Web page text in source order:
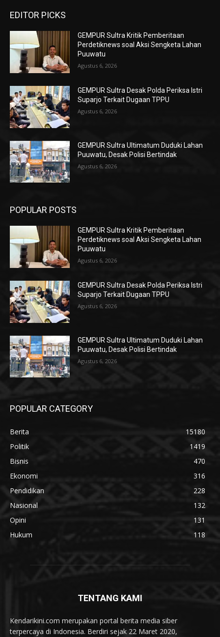
EDITOR PICKS
GEMPUR Sultra Kritik Pemberitaan
Perdetiknews soal Aksi Sengketa Lahan
Puuwatu
Agustus 6, 2026
GEMPUR Sultra Desak Polda Periksa Istri
Suparjo Terkait Dugaan TPPU
Agustus 6, 2026
GEMPUR Sultra Ultimatum Duduki Lahan
Puuwatu, Desak Polisi Bertindak
Agustus 6, 2026
POPULAR POSTS
GEMPUR Sultra Kritik Pemberitaan
Perdetiknews soal Aksi Sengketa Lahan
Puuwatu
Agustus 6, 2026
GEMPUR Sultra Desak Polda Periksa Istri
Suparjo Terkait Dugaan TPPU
Agustus 6, 2026
GEMPUR Sultra Ultimatum Duduki Lahan
Puuwatu, Desak Polisi Bertindak
Agustus 6, 2026
POPULAR CATEGORY
Berita
15180
Politik
1419
Bisnis
470
Ekonomi
316
Pendidikan
228
Nasional
132
Opini
131
Hukum
118
TENTANG KAMI
Kendarikini.com merupakan portal berita media siber
terpercaya di Indonesia. Berdiri sejak 22 Maret 2020,